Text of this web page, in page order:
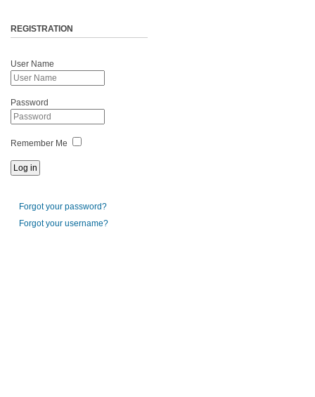
REGISTRATION
User Name
Password
Remember Me
Forgot your password?
Forgot your username?